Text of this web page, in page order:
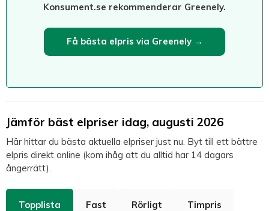
Konsument.se rekommenderar Greenely.
Få bästa elpris via Greenely →
Jämför bäst elpriser idag, augusti 2026
Här hittar du bästa aktuella elpriser just nu. Byt till ett bättre
elpris direkt online (kom ihåg att du alltid har 14 dagars
ångerrätt).
Topplista Fast Rörligt Timpris